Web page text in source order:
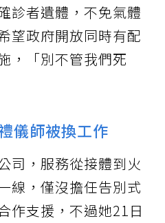
診者遺體，不免氣體
望政府開放同時有配
，「別不管我們死
儀師被換工作
司，服務從接體到火
線，僅沒擔任告別式
作支援，不過她21日